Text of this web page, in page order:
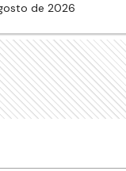
de 2026